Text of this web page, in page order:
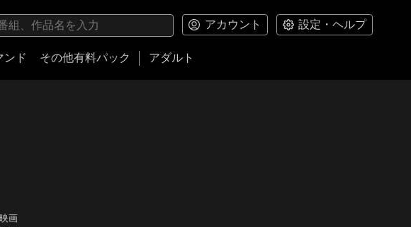
アカウント 設定・ヘルプ
ンド その他有料パック アダルト
画